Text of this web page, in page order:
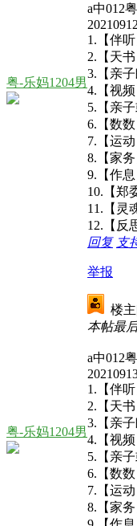
粤-乐妈1204男
a中012
1.【伴
2.【天
3.【亲
4.【视
5.【亲
6.【数
7.【运
8.【家
9.【作息
10.【郑
11.【灵
12.【反
回复 支
举报
粤-乐妈1204男
楼主
本帖最
a中012
1.【伴
2.【天
3.【亲
4.【视
5.【亲
6.【数
7.【运
8.【家